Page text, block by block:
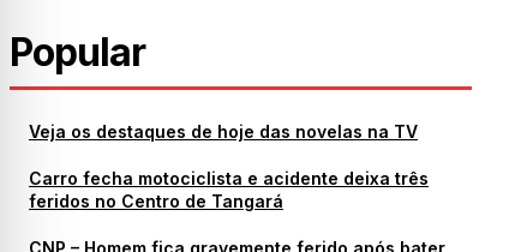
Popular
Veja os destaques de hoje das novelas na TV
Carro fecha motociclista e acidente deixa três
feridos no Centro de Tangará
CNP – Homem fica gravemente ferido após bater